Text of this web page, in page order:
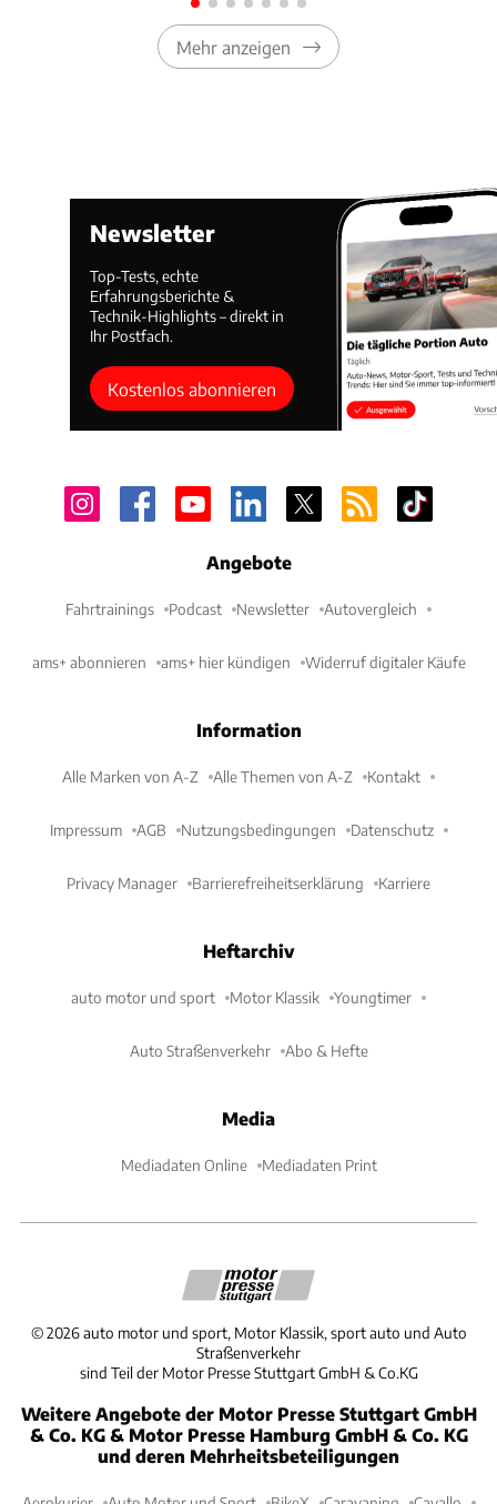
Mehr anzeigen
Newsletter
Top-Tests, echte
Erfahrungsberichte &
Technik-Highlights – direkt in
Ihr Postfach.
Kostenlos abonnieren
Angebote
Fahrtrainings Podcast Newsletter Autovergleich
ams+ abonnieren ams+ hier kündigen Widerruf digitaler Käufe
Information
Alle Marken von A-Z Alle Themen von A-Z Kontakt
Impressum AGB Nutzungsbedingungen Datenschutz
Privacy Manager Barrierefreiheitserklärung Karriere
Heftarchiv
auto motor und sport Motor Klassik Youngtimer
Auto Straßenverkehr Abo & Hefte
Media
Mediadaten Online Mediadaten Print
©2026 auto motor und sport, Motor Klassik, sport auto und Auto
Straßenverkehr
sind Teil der Motor Presse Stuttgart GmbH & Co.KG
Weitere Angebote der Motor Presse Stuttgart GmbH
& Co. KG & Motor Presse Hamburg GmbH & Co. KG
und deren Mehrheitsbeteiligungen